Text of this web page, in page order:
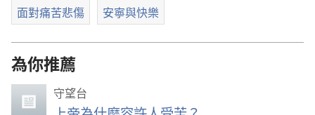
面對痛苦悲傷 安寧與快樂
為你推薦
守望台